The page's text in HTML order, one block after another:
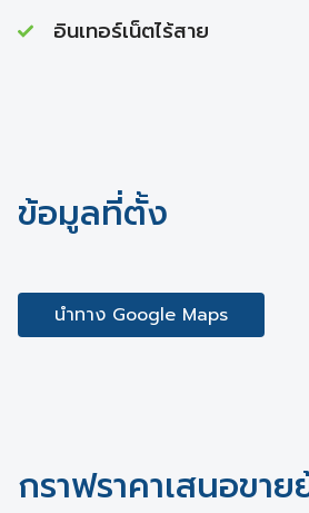
อินเทอร์เน็ตไร้สาย
ข้อมูลที่ตั้ง
นำทาง Google Maps
กราฟราคาเสนอขา